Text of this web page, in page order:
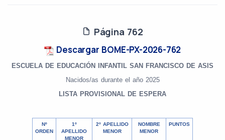
Página 762
Descargar BOME-PX-2026-762
ESCUELA DE EDUCACIÓN INFANTIL SAN FRANCISCO DE ASIS
Nacidos/as durante el año 2025
LISTA PROVISIONAL DE ESPERA
Nº
ORDEN
1º
APELLIDO
MENOR
2º APELLIDO
MENOR
NOMBRE
MENOR
PUNTOS